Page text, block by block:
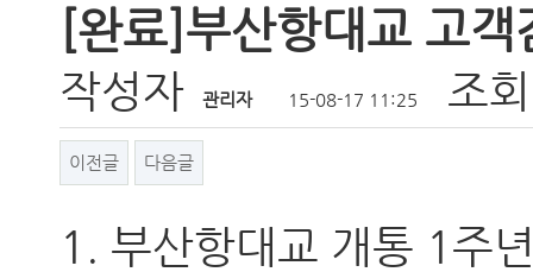
[완료]부산항대교 고
작성자 관리자 15-08-17 11:25 조회
이전글 다음글
1. 부산항대교 개통 1주